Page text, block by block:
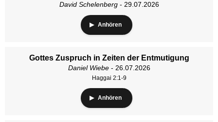
David Schelenberg- 29.07.2026
Anhören
Gottes Zuspruch in Zeiten der Entmutigung
Daniel Wiebe- 26.07.2026
Haggai 2:1-9
Anhören